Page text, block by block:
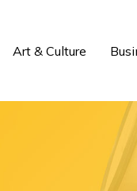
Art & Culture